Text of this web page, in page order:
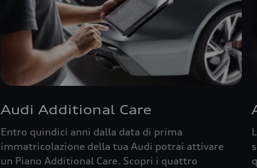
Audi Additional Care
Entro quindici anni dalla data di prima
immatricolazione della tua Audi potrai attivare
un Piano Additional Care. Scopri i quattro